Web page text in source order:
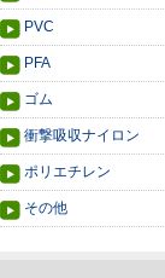
PVC
PFA
ゴム
衝撃吸収ナイロン
ポリエチレン
その他